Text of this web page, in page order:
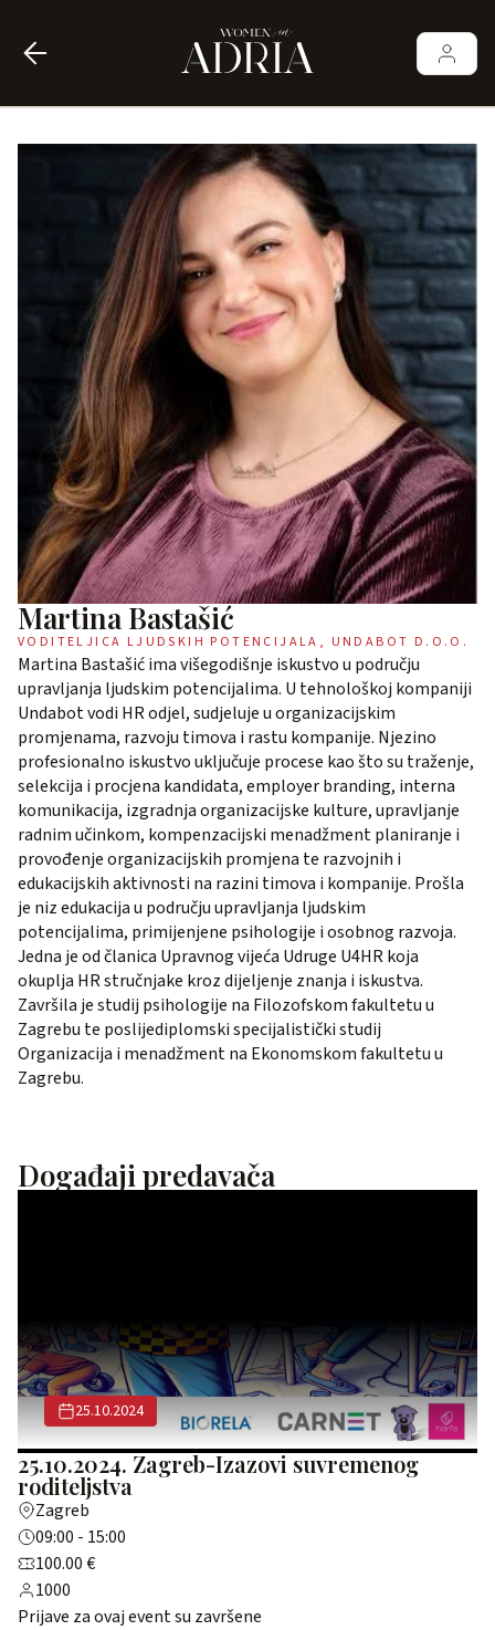
Martina Bastašić
VODITELJICA LJUDSKIH POTENCIJALA, UNDABOT D.O.O.
Martina Bastašić ima višegodišnje iskustvo u području
upravljanja ljudskim potencijalima. U tehnološkoj kompaniji
Undabot vodi HR odjel, sudjeluje u organizacijskim
promjenama, razvoju timova i rastu kompanije. Njezino
profesionalno iskustvo uključuje procese kao što su traženje,
selekcija i procjena kandidata, employer branding, interna
komunikacija, izgradnja organizacijske kulture, upravljanje
radnim učinkom, kompenzacijski menadžment planiranje i
provođenje organizacijskih promjena te razvojnih i
edukacijskih aktivnosti na razini timova i kompanije. Prošla
je niz edukacija u području upravljanja ljudskim
potencijalima, primijenjene psihologije i osobnog razvoja.
Jedna je od članica Upravnog vijeća Udruge U4HR koja
okuplja HR stručnjake kroz dijeljenje znanja i iskustva.
Završila je studij psihologije na Filozofskom fakultetu u
Zagrebu te poslijediplomski specijalistički studij
Organizacija i menadžment na Ekonomskom fakultetu u
Zagrebu.
Događaji predavača
25.10.2024
25.10.2024. Zagreb-Izazovi suvremenog
roditeljstva
Zagreb
09:00 - 15:00
100.00 €
1000
Prijave za ovaj event su završene